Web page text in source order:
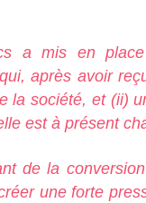
a mis en
après avoir
la société, et (ii)
est à présent
de la
une forte